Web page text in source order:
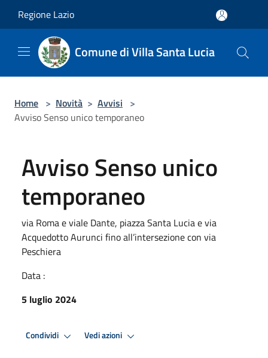
Regione Lazio
Comune di Villa Santa Lucia
Home > Novità > Avvisi >
Avviso Senso unico temporaneo
Avviso Senso unico
temporaneo
via Roma e viale Dante, piazza Santa Lucia e via
Acquedotto Aurunci fino all’intersezione con via
Peschiera
Data :
5 luglio 2024
Condividi Vedi azioni